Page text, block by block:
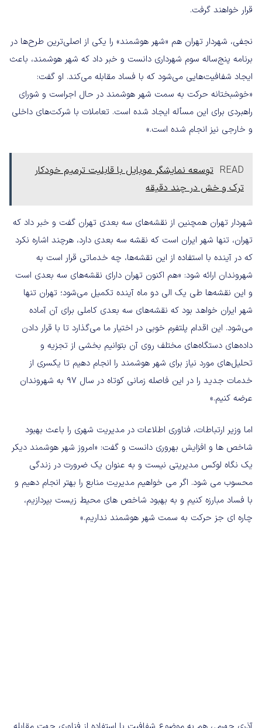
قرار خواهند گرفت.
نجفی، شهردار تهران هم «شهر هوشمند» را یکی از اصلی‌ترین طرح‌ها در
برنامه پنج‌ساله سوم شهرداری دانست و خبر داد که شهر هوشمند، باعث
ایجاد شفافیت‌هایی می‌شود که با فساد مقابله می‌کند. او گفت:
«خوشبختانه حرکت به سمت شهر هوشمند در حال اجراست و شورای
راهبردی برای این مسأله ایجاد شده است. تعاملات با شرکت‌های داخلی
و خارجی نیز انجام شده است.»
READ توسعه نمایشگر موبایل با قابلیت ترمیم خودکار
ترک و خش در چند دقیقه
شهردار تهران همچنین از نقشه‌های سه بعدی تهران گفت و خبر داد که
تهران، تنها شهر ایران است که نقشه سه بعدی دارد، هرچند اشاره نکرد
که در آینده با استفاده از این نقشه‌ها، چه خدماتی قرار است به
شهروندان ارائه شود: «هم اکنون تهران دارای نقشه‌های سه بعدی است
و این نقشه‌ها طی یک الی دو ماه آینده تکمیل می‌شود؛ تهران تنها
شهر ایران خواهد بود که نقشه‌های سه بعدی کاملی برای آن آماده
می‌شود. این اقدام پلتفرم خوبی در اختیار ما می‌گذارد تا با قرار دادن
داده‌های دستگاه‌های مختلف روی آن بتوانیم بخشی از تجزیه و
تحلیل‌های مورد نیاز برای شهر هوشمند را انجام دهیم تا یکسری از
خدمات جدید را در این فاصله زمانی کوتاه در سال ۹۷ به شهروندان
عرضه کنیم.»
اما وزیر ارتباطات، فناوری اطلاعات در مدیریت شهری را باعث بهبود
شاخص ها و افزایش بهروری دانست و گفت: «امروز شهر هوشمند دیکر
یک نگاه لوکس مدیریتی نیست و به عنوان یک ضرورت در زندگی
محسوب می شود. اگر می خواهیم مدیریت منابع را بهتر انجام دهیم و
با فساد مبارزه کنیم و به بهبود شاخص های محیط زیست بپردازیم،
چاره ای جز حرکت به سمت شهر هوشمند نداریم.»